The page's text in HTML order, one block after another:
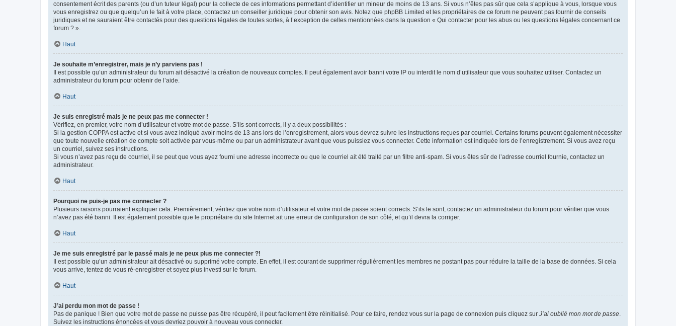
consentement écrit des parents (ou d’un tuteur légal) pour la collecte de ces informations permettant d’identifier un mineur de moins de 13 ans. Si vous n’êtes pas sûr que cela s’applique à vous, lorsque vous
vous enregistrez ou que quelqu’un le fait à votre place, contactez un conseiller juridique pour obtenir son avis. Notez que phpBB Limited et les propriétaires de ce forum ne peuvent pas fournir de conseils
juridiques et ne sauraient être contactés pour des questions légales de toutes sortes, à l’exception de celles mentionnées dans la question « Qui contacter pour les abus ou les questions légales concernant ce
forum ? ».
Haut
Je souhaite m’enregistrer, mais je n’y parviens pas !
Il est possible qu’un administrateur du forum ait désactivé la création de nouveaux comptes. Il peut également avoir banni votre IP ou interdit le nom d’utilisateur que vous souhaitez utiliser. Contactez un
administrateur du forum pour obtenir de l’aide.
Haut
Je suis enregistré mais je ne peux pas me connecter !
Vérifiez, en premier, votre nom d’utilisateur et votre mot de passe. S’ils sont corrects, il y a deux possibilités :
Si la gestion COPPA est active et si vous avez indiqué avoir moins de 13 ans lors de l’enregistrement, alors vous devrez suivre les instructions reçues par courriel. Certains forums peuvent également nécessiter
que toute nouvelle création de compte soit activée par vous-même ou par un administrateur avant que vous puissiez vous connecter. Cette information est indiquée lors de l’enregistrement. Si vous avez reçu
un courriel, suivez ses instructions.
Si vous n’avez pas reçu de courriel, il se peut que vous ayez fourni une adresse incorrecte ou que le courriel ait été traité par un filtre anti-spam. Si vous êtes sûr de l’adresse courriel fournie, contactez un
administrateur.
Haut
Pourquoi ne puis-je pas me connecter ?
Plusieurs raisons pourraient expliquer cela. Premièrement, vérifiez que votre nom d’utilisateur et votre mot de passe soient corrects. S’ils le sont, contactez un administrateur du forum pour vérifier que vous
n’avez pas été banni. Il est également possible que le propriétaire du site Internet ait une erreur de configuration de son côté, et qu’il devra la corriger.
Haut
Je me suis enregistré par le passé mais je ne peux plus me connecter ?!
Il est possible qu’un administrateur ait désactivé ou supprimé votre compte. En effet, il est courant de supprimer régulièrement les membres ne postant pas pour réduire la taille de la base de données. Si cela
vous arrive, tentez de vous ré-enregistrer et soyez plus investi sur le forum.
Haut
J’ai perdu mon mot de passe !
Pas de panique ! Bien que votre mot de passe ne puisse pas être récupéré, il peut facilement être réinitialisé. Pour ce faire, rendez vous sur la page de connexion puis cliquez sur J’ai oublié mon mot de passe.
Suivez les instructions énoncées et vous devriez pouvoir à nouveau vous connecter.